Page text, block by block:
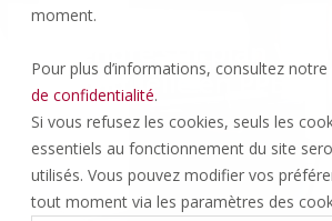
moment.
Pour plus d’informations, consultez notre
de confidentialité.
Si vous refusez les cookies, seuls les
essentiels au fonctionnement du site
utilisés. Vous pouvez modifier vos
tout moment via les paramètres des
individuelle en PPE
5.5 P 3 INT